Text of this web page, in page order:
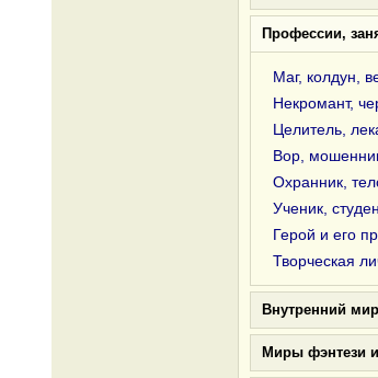
Профессии,
Маг, колдун,
Некромант,
Целитель,
Вор,
Охранник,
Ученик,
Герой и его
Творческая
Внутренний
Миры фэнтези